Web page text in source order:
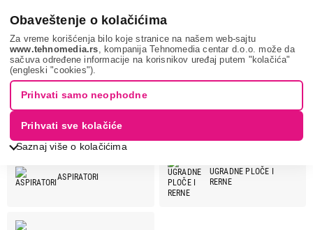
Obaveštenje o kolačićima
Za vreme korišćenja bilo koje stranice na našem web-sajtu
www.tehnomedia.rs , kompanija Tehnomedia centar d.o.o. može da
sačuva određene informacije na korisnikov uređaj putem "kolačića"
(engleski "cookies").
Saznaj više o kolačićima
Prihvati samo neophodne
Prihvati sve kolačiće
ELICA
ELICA
ELICA ponuda:
ASPIRATORI
UGRADNE PLOČE I
RERNE